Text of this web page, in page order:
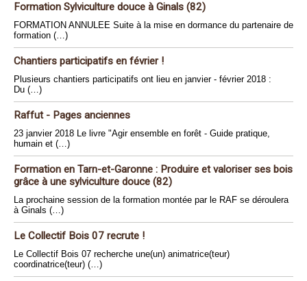
Formation Sylviculture douce à Ginals (82)
FORMATION ANNULEE Suite à la mise en dormance du partenaire de
formation (…)
Chantiers participatifs en février !
Plusieurs chantiers participatifs ont lieu en janvier - février 2018 :
Du (…)
Raffut - Pages anciennes
23 janvier 2018 Le livre "Agir ensemble en forêt - Guide pratique,
humain et (…)
Formation en Tarn-et-Garonne : Produire et valoriser ses bois
grâce à une sylviculture douce (82)
La prochaine session de la formation montée par le RAF se déroulera
à Ginals (…)
Le Collectif Bois 07 recrute !
Le Collectif Bois 07 recherche une(un) animatrice(teur)
coordinatrice(teur) (…)